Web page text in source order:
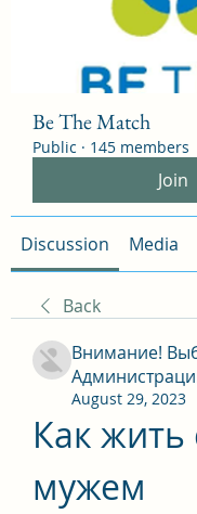
Be The Match
Public · 145 members
Join
Discussion Media
Back
Внимание!
August 29, 2023
Как жить
мужем